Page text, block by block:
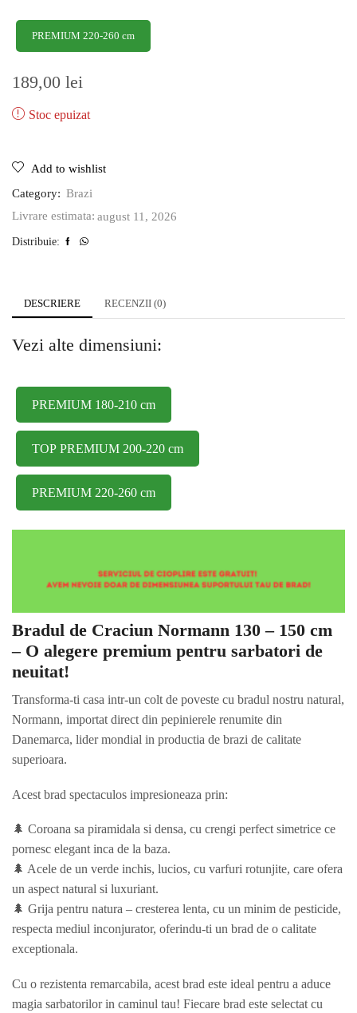
PREMIUM 220-260 cm
189,00 lei
Stoc epuizat
Add to wishlist
Category: Brazi
Livrare estimata: august 11, 2026
Distribuie:
DESCRIERE RECENZII (0)
Vezi alte dimensiuni:
PREMIUM 180-210 cm
TOP PREMIUM 200-220 cm
PREMIUM 220-260 cm
Bradul de Craciun Normann 130 – 150 cm
– O alegere premium pentru sarbatori de
neuitat!
Transforma-ti casa intr-un colt de poveste cu bradul nostru natural,
Normann, importat direct din pepinierele renumite din
Danemarca, lider mondial in productia de brazi de calitate
superioara.
Acest brad spectaculos impresioneaza prin:
🌲 Coroana sa piramidala si densa, cu crengi perfect simetrice ce
pornesc elegant inca de la baza.
🌲 Acele de un verde inchis, lucios, cu varfuri rotunjite, care ofera
un aspect natural si luxuriant.
🌲 Grija pentru natura – cresterea lenta, cu un minim de pesticide,
respecta mediul inconjurator, oferindu-ti un brad de o calitate
exceptionala.
Cu o rezistenta remarcabila, acest brad este ideal pentru a aduce
magia sarbatorilor in caminul tau! Fiecare brad este selectat cu